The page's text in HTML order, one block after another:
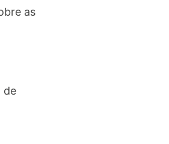
as
de